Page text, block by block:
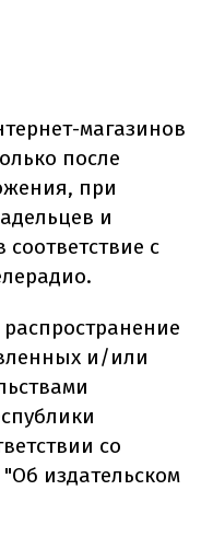
магазинов
после
при
и
с
распространение
и/или
со
издательском